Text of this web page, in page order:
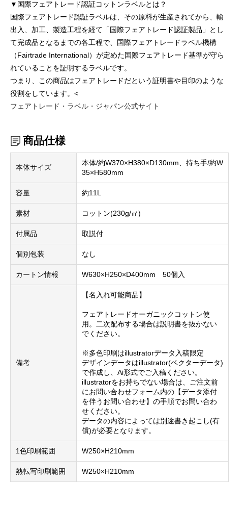
▼国際フェアトレード認証コットンラベルとは？
国際フェアトレード認証ラベルは、その原料が生産されてから、輸
出入、加工、製造工程を経て「国際フェアトレード認証製品」とし
て完成品となるまでの各工程で、国際フェアトレードラベル機構
（Fairtrade International）が定めた国際フェアトレード基準が守ら
れていることを証明するラベルです。
つまり、この商品はフェアトレードだという証明書や目印のような
役割をしています。<
フェアトレード・ラベル・ジャパン公式サイト
商品仕様
本体サイズ
本体/約W370×H380×D130mm、持ち手/約W
35×H580mm
容量 約11L
素材 コットン(230g/㎡)
付属品 取説付
個別包装 なし
カートン情報 W630×H250×D400mm 50個入
備考
【名入れ可能商品】
フェアトレードオーガニックコットン使
用。二次配布する場合は説明書を抜かない
でください。
※多色印刷はillustratorデータ入稿限定
デザインデータはillustrator(ベクターデータ)
で作成し、Ai形式でご入稿ください。
illustratorをお持ちでない場合は、ご注文前
にお問い合わせフォーム内の【データ添付
を伴うお問い合わせ】の手順でお問い合わ
せください。
データの内容によっては別途書き起こし(有
償)が必要となります。
1色印刷範囲 W250×H210mm
熱転写印刷範囲 W250×H210mm